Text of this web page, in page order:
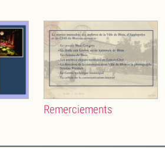
Remerciements